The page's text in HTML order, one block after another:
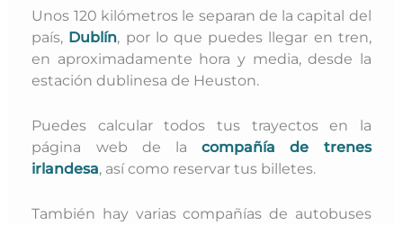
Unos 120 kilómetros le separan de la capital del
país, Dublín, por lo que puedes llegar en tren,
en aproximadamente hora y media, desde la
estación dublinesa de Heuston.
Puedes calcular todos tus trayectos en la
página web de lacompañía de trenes
irlandesa, así como reservar tus billetes.
También hay varias compañías de autobuses